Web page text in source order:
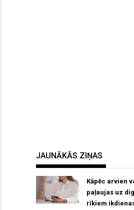
JAUNĀKĀS ZIŅAS
Kāpēc arvien
paļaujas uz
rīkiem